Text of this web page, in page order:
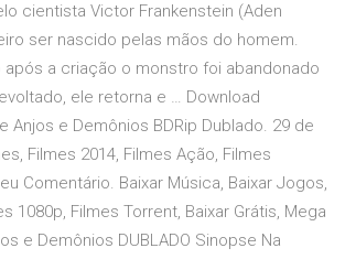
cientista Victor Frankenstein (Aden
ser nascido pelas mãos do homem.
após a criação o monstro foi abandonado
ele retorna e … Download
Anjos e Demônios BDRip Dublado. 29 de
Filmes 2014, Filmes Ação, Filmes
Comentário. Baixar Música, Baixar Jogos,
1080p, Filmes Torrent, Baixar Grátis, Mega
e Demônios DUBLADO Sinopse Na